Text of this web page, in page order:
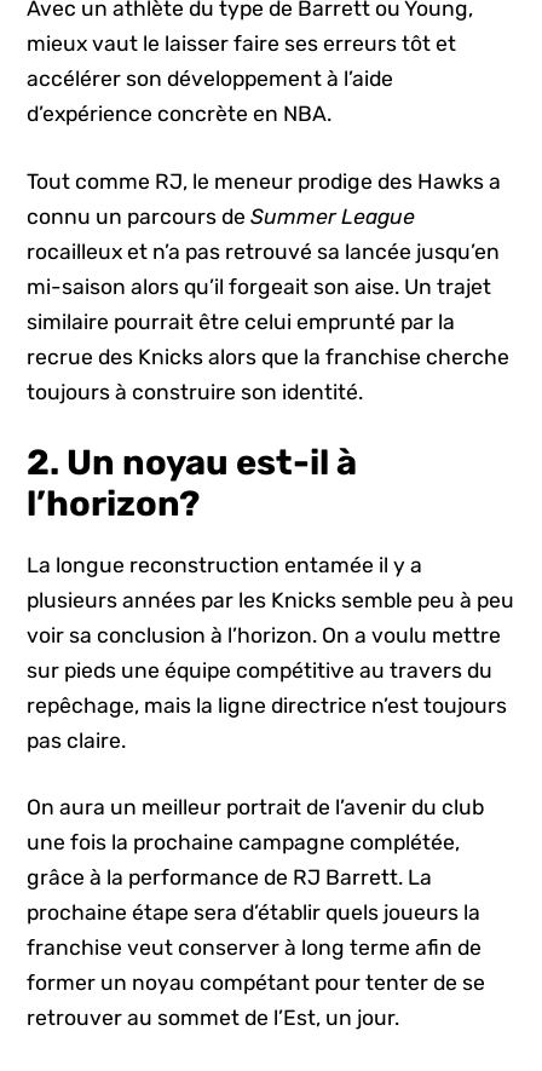
Avec un athlète du type de Barrett ou Young,
mieux vaut le laisser faire ses erreurs tôt et
accélérer son développement à l’aide
d’expérience concrète en NBA.
Tout comme RJ, le meneur prodige des Hawks a
connu un parcours deSummer League
rocailleux et n’a pas retrouvé sa lancée jusqu’en
mi-saison alors qu’il forgeait son aise. Un trajet
similaire pourrait être celui emprunté par la
recrue des Knicks alors que la franchise cherche
toujours à construire son identité.
2. Un noyau est-il à
l’horizon?
La longue reconstruction entamée il y a
plusieurs années par les Knicks semble peu à peu
voir sa conclusion à l’horizon. On a voulu mettre
sur pieds une équipe compétitive au travers du
repêchage, mais la ligne directrice n’est toujours
pas claire.
On aura un meilleur portrait de l’avenir du club
une fois la prochaine campagne complétée,
grâce à la performance de RJ Barrett. La
prochaine étape sera d’établir quels joueurs la
franchise veut conserver à long terme afin de
former un noyau compétant pour tenter de se
retrouver au sommet de l’Est, un jour.